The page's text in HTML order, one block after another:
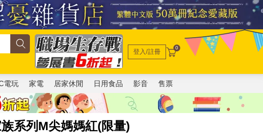
登入/註冊 0
電玩 家電 居家休閒 日用食品 影音 售票
系列M尖媽媽紅(限量)